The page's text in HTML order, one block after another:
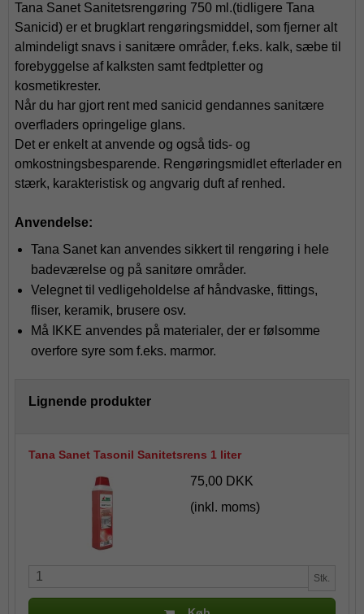
Tana Sanet Sanitetsrengøring 750 ml.(tidligere Tana
Sanicid) er et brugklart rengøringsmiddel, som fjerner alt
almindeligt snavs i sanitære områder, f.eks. kalk, sæbe til
forebyggelse af kalksten samt fedtpletter og
kosmetikrester.
Når du har gjort rent med sanicid gendannes sanitære
overfladers opringelige glans.
Det er enkelt at anvende og også tids- og
omkostningsbesparende. Rengøringsmidlet efterlader en
stærk, karakteristisk og angvarig duft af renhed.
Anvendelse:
Tana Sanet kan anvendes sikkert til rengøring i hele
badeværelse og på sanitøre områder.
Velegnet til vedligeholdelse af håndvaske, fittings,
fliser, keramik, brusere osv.
Må IKKE anvendes på materialer, der er følsomme
overfore syre som f.eks. marmor.
Lignende produkter
Tana Sanet Tasonil Sanitetsrens 1 liter
75,00 DKK
(inkl. moms)
Stk.